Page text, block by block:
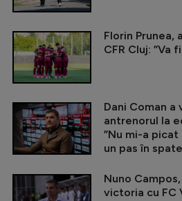
Florin
CFR Cluj: ”Va
Dani Coman a
antrenorul la
”Nu mi-a
un pas în
Nuno
victoria cu FC